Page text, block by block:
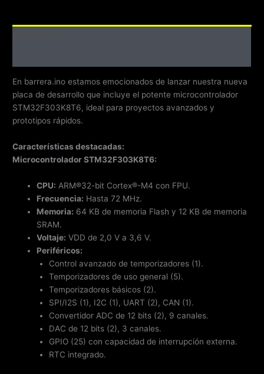
En barrera.ino estamos emocionados de lanzar nuestra nueva
placa de desarrollo que incluye el potente microcontrolador
STM32F303K8T6, ideal para proyectos avanzados y
prototipos rápidos.
Características destacadas:
Microcontrolador STM32F303K8T6:
CPU: ARM®32-bit Cortex®-M4 con FPU.
Frecuencia: Hasta 72 MHz.
Memoria: 64 KB de memoria Flash y 12 KB de memoria
SRAM.
Voltaje: VDD de 2,0 V a 3,6 V.
Periféricos:
Control avanzado de temporizadores (1).
Temporizadores de uso general (5).
Temporizadores básicos (2).
SPI/I2S (1), I2C (1), UART (2), CAN (1).
Convertidor ADC de 12 bits (2), 9 canales.
DAC de 12 bits (2), 3 canales.
GPIO (25) con capacidad de interrupción externa.
RTC integrado.